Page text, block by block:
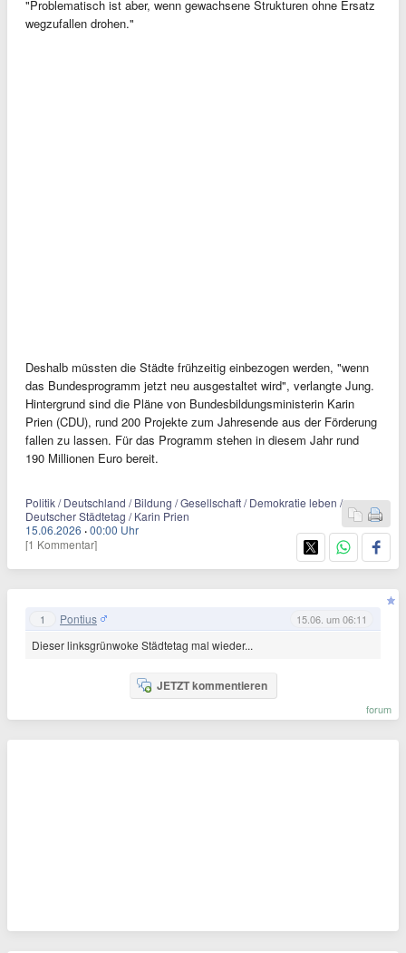
"Problematisch ist aber, wenn gewachsene Strukturen ohne Ersatz
wegzufallen drohen."
Deshalb müssten die Städte frühzeitig einbezogen werden, "wenn
das Bundesprogramm jetzt neu ausgestaltet wird", verlangte Jung.
Hintergrund sind die Pläne von Bundesbildungsministerin Karin
Prien (CDU), rund 200 Projekte zum Jahresende aus der Förderung
fallen zu lassen. Für das Programm stehen in diesem Jahr rund
190 Millionen Euro bereit.
Politik / Deutschland / Bildung / Gesellschaft / Demokratie leben /
Deutscher Städtetag / Karin Prien
15.06.2026 ·00:00 Uhr
[1 Kommentar]
1 Pontius 15.06. um 06:11
Dieser linksgrünwoke Städtetag mal wieder...
JETZT kommentieren
forum